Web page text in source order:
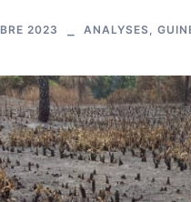
2023 ANALYSES